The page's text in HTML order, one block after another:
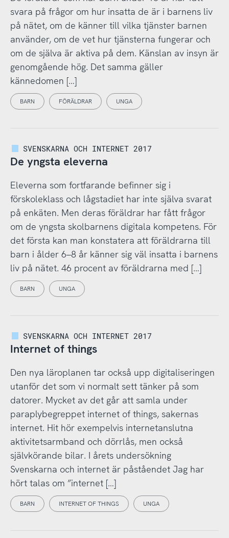
svara på frågor om hur insatta de är i barnens liv
på nätet, om de känner till vilka tjänster barnen
använder, om de vet hur tjänsterna fungerar och
om de själva är aktiva på dem. Känslan av insyn är
genomgående hög. Det samma gäller
kännedomen […]
BARN FÖRÄLDRAR UNGA
SVENSKARNA OCH INTERNET 2017
De yngsta eleverna
Eleverna som fortfarande befinner sig i
förskoleklass och lågstadiet har inte själva svarat
på enkäten. Men deras föräldrar har fått frågor
om de yngsta skolbarnens digitala kompetens. För
det första kan man konstatera att föräldrarna till
barn i ålder 6–8 år känner sig väl insatta i barnens
liv på nätet. 46 procent av föräldrarna med […]
BARN UNGA
SVENSKARNA OCH INTERNET 2017
Internet of things
Den nya läroplanen tar också upp digitaliseringen
utanför det som vi normalt sett tänker på som
datorer. Mycket av det går att samla under
paraplybegreppet internet of things, sakernas
internet. Hit hör exempelvis internetanslutna
aktivitetsarmband och dörrlås, men också
självkörande bilar. I årets undersökning
Svenskarna och internet är påståendet Jag har
hört talas om ”internet […]
BARN INTERNET OF THINGS UNGA